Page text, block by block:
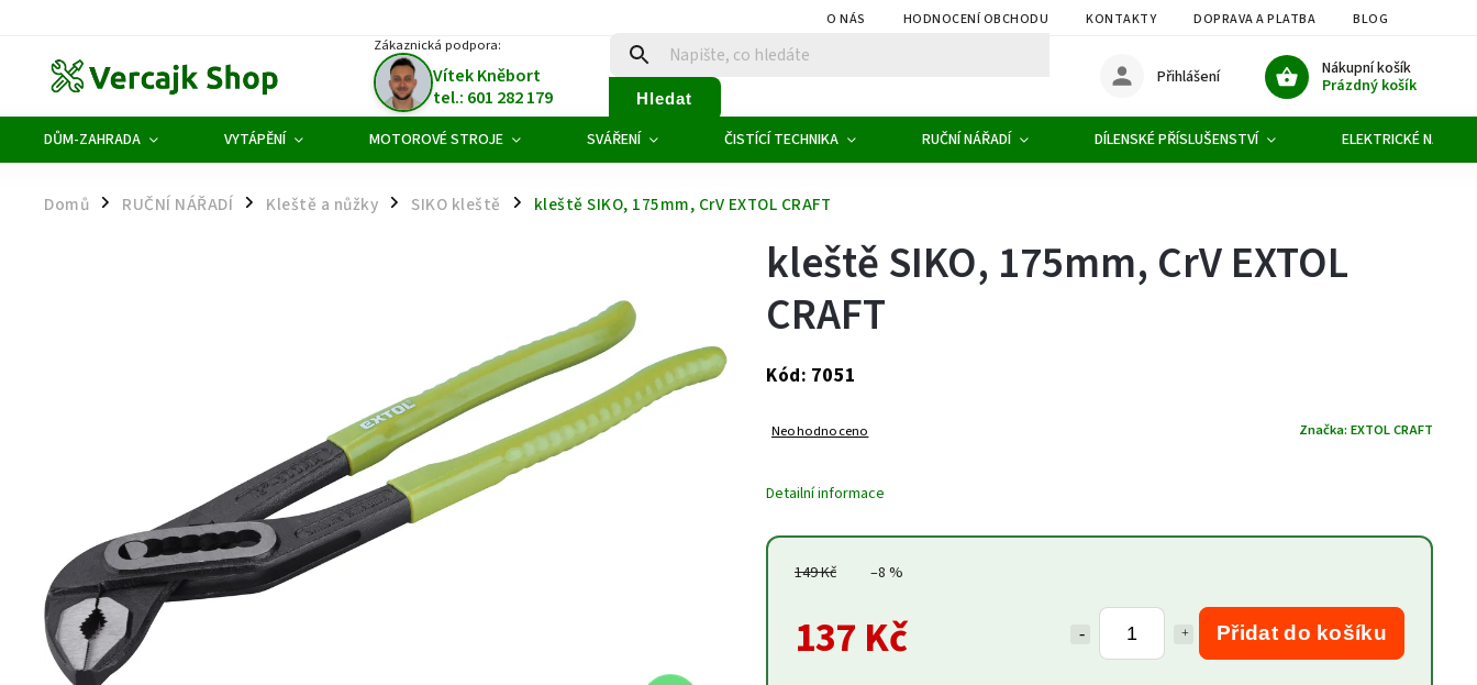
O NÁS HODNOCENÍ OBCHODU KONTAKTY DOPRAVA A PLATBA BLOG
Zákaznická podpora:
Vítek Kněbort
tel.: 601 282 179
Hledat
Nákupní košík
Prázdný košík
Přihlášení
DŮM-ZAHRADA VYTÁPĚNÍ MOTOROVÉ STROJE SVÁŘENÍ ČISTÍCÍ TECHNIKA RUČNÍ NÁŘADÍ DÍLENSKÉ PŘÍSLUŠENSTVÍ ELEKTRICKÉ NÁŘADÍ
Domů / RUČNÍ NÁŘADÍ / Kleště a nůžky / SIKO kleště / kleště SIKO, 175mm, CrV EXTOL CRAFT
149 Kč –8 %
137 Kč Přidat do košíku
kleště SIKO, 175mm, CrV EXTOL
CRAFT
Kód: 7051
Neohodnoceno Značka: EXTOL CRAFT
Detailní informace